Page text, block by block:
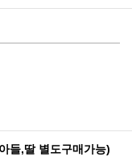
들,딸 별도구매가능)